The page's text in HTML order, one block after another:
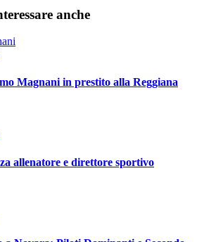
anche
Magnani in prestito alla Reggiana
allenatore e direttore sportivo